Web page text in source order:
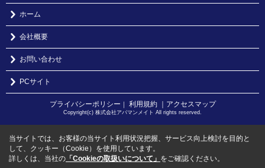
ホーム
会社概要
お問い合わせ
PCサイト
プライバシーポリシー ｜ 利用規約 ｜アクセスマップ
Copyright(c) 株式会社アパマンメイト All rights reserved.
当サイトでは、お客様の当サイト利用状況把握、サービス向上検討を目的と
して、クッキー（Cookie）を使用しています。
詳しくは、当社の 「Cookieの取扱いについて」 をご確認ください。